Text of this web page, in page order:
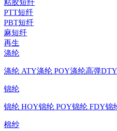
粘胶短纤
PTT短纤
PBT短纤
麻短纤
再生
涤纶
涤纶 ATY涤纶 POY涤纶高弹DTY
锦纶
锦纶 HOY锦纶 POY锦纶 FDY锦
棉纱